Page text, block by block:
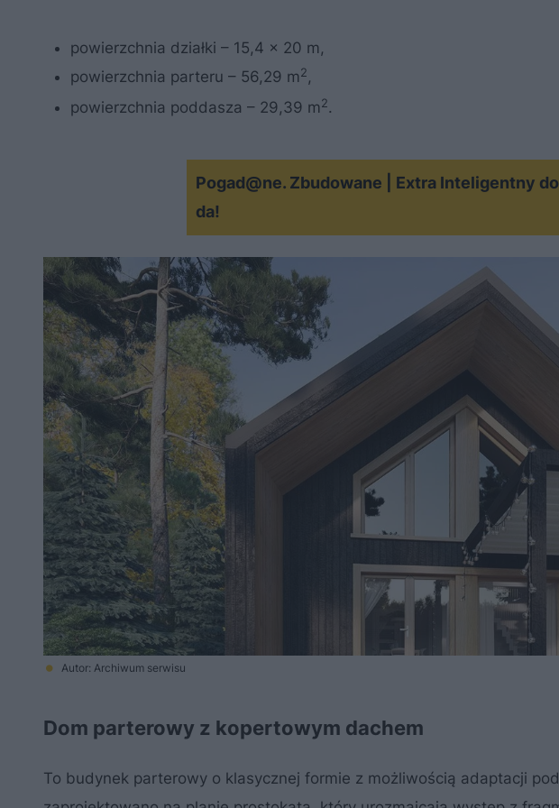
powierzchnia działki – 15,4 x 20 m,
powierzchnia parteru – 56,29 m2 ,
powierzchnia poddasza – 29,39 m2.
Pogad@ne. Zbudowane | Extra Inteligentny
da!
Autor: Archiwum serwisu
Dom parterowy z kopertowym dachem
To budynek parterowy o klasycznej formie z możliwością adaptacji